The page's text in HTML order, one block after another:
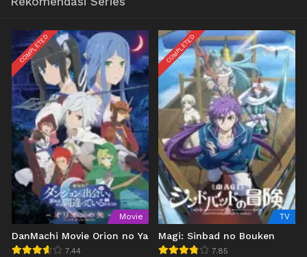
COMPLETED
Movie
DanMachi Movie Orion no Ya
7.44
COMPLETED
TV
Magi: Sinbad no Bouken
7.85